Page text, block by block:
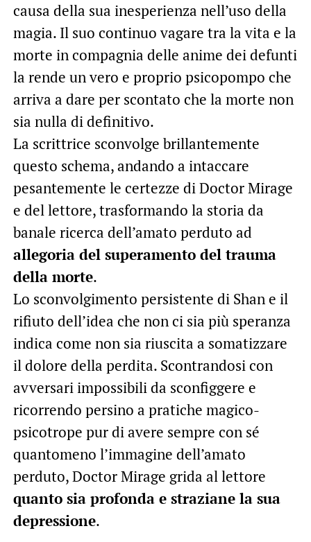
causa della sua inesperienza nell’uso della
magia. Il suo continuo vagare tra la vita e la
morte in compagnia delle anime dei defunti
la rende un vero e proprio psicopompo che
arriva a dare per scontato che la morte non
sia nulla di definitivo.
La scrittrice sconvolge brillantemente
questo schema, andando a intaccare
pesantemente le certezze di Doctor Mirage
e del lettore, trasformando la storia da
banale ricerca dell’amato perduto ad
allegoria del superamento del trauma
della morte.
Lo sconvolgimento persistente di Shan e il
rifiuto dell’idea che non ci sia più speranza
indica come non sia riuscita a somatizzare
il dolore della perdita. Scontrandosi con
avversari impossibili da sconfiggere e
ricorrendo persino a pratiche magico-
psicotrope pur di avere sempre con sé
quantomeno l’immagine dell’amato
perduto, Doctor Mirage grida al lettore
quanto sia profonda e straziane la sua
depressione.